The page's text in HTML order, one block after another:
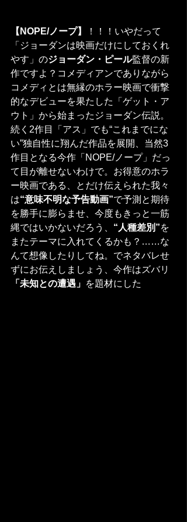
【NOPE/ノープ】
！！！いやだって
「ジョーダンは映画だけにしておくれ
やす」のジョーダン・ピール監督の新
作ですよ？コメディアンでありながら
コメディとは無縁のホラー映画で衝撃
的なデビューを果たした「ゲット・ア
ウト」から始まったジョーダン伝説。
続く2作目「アス」でも“これまでにな
い”独自性に翔んだ作品を展開、当然3
作目となる今作「NOPE/ノープ」だっ
て目が離せないわけで。お得意のホラ
ー映画である、とだけ伝えられた我々
は“意味不明な予告動画”で予測と期待
を勝手に膨らませ、今度もきっと一筋
縄ではいかないだろう、 “人種差別”を
またテーマに入れてくるかも？……な
んて想像したりしてね。でネタバレせ
ずにお伝えしましょう、今作はズバリ
「未知との遭遇」 を題材にした